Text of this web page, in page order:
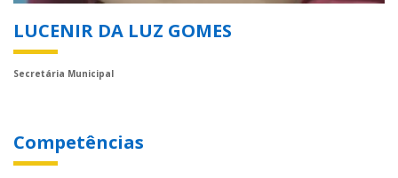
LUCENIR DA LUZ GOMES
Secretária Municipal
Competências